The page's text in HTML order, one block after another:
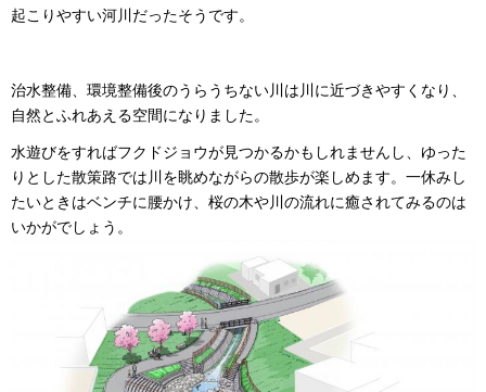
起こりやすい河川だったそうです。
治水整備、環境整備後のうらうちない川は川に近づきやすくなり、
自然とふれあえる空間になりました。
水遊びをすればフクドジョウが見つかるかもしれませんし、ゆった
りとした散策路では川を眺めながらの散歩が楽しめます。一休みし
たいときはベンチに腰かけ、桜の木や川の流れに癒されてみるのは
いかがでしょう。